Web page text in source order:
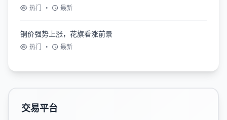
热门 • 最新
铜价强势上涨，花旗看涨前景
热门 • 最新
交易平台